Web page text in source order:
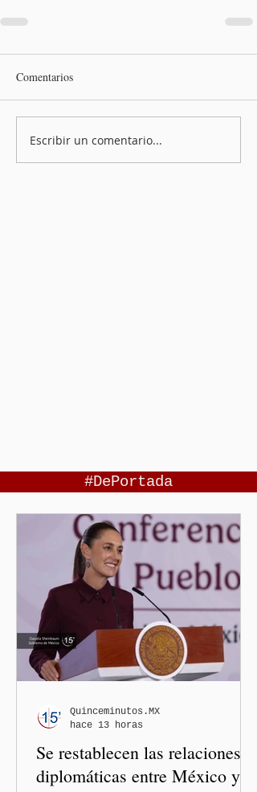
Comentarios
Escribir un comentario...
#DePortada
Se restablecen las relaciones
diplomáticas entre México y
Quinceminutos.MX
hace 13 horas